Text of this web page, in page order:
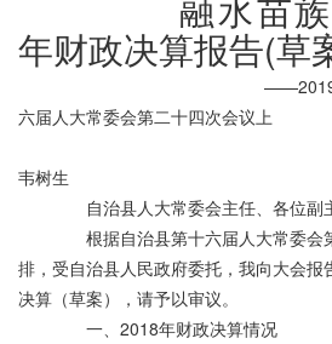
年财政决算报告(草
——2019年 7月31
六届人大常委会第二十四次会议上
自治县财
韦树生
自治县人大常委会主任、各位副
根据自治县第十六届人大常委会
排，受自治县人民政府委托，我向大会报
决算（草案），请予以审议。
一、2018年财政决算情况